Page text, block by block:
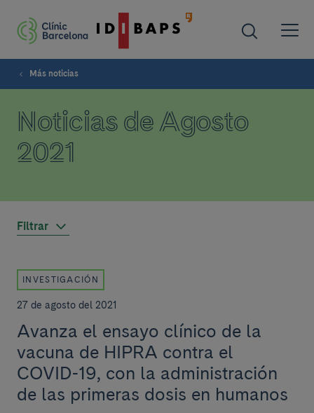
Más noticias
Noticias de Agosto
2021
Filtrar
INVESTIGACIÓN
27 de agosto del 2021
Avanza el ensayo clínico de la
vacuna de HIPRA contra el
COVID-19, con la administración
de las primeras dosis en humanos